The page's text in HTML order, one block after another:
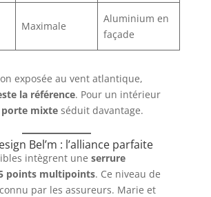
Maximale
Aluminium en
façade
exposée au vent atlantique,
la référence. Pour un intérieur
porte mixteséduit davantage.
Bel’m : l’alliance parfaite
intègrent une serrure
points multipoints. Ce niveau de
par les assureurs. Marie et